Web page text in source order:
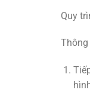
Quy